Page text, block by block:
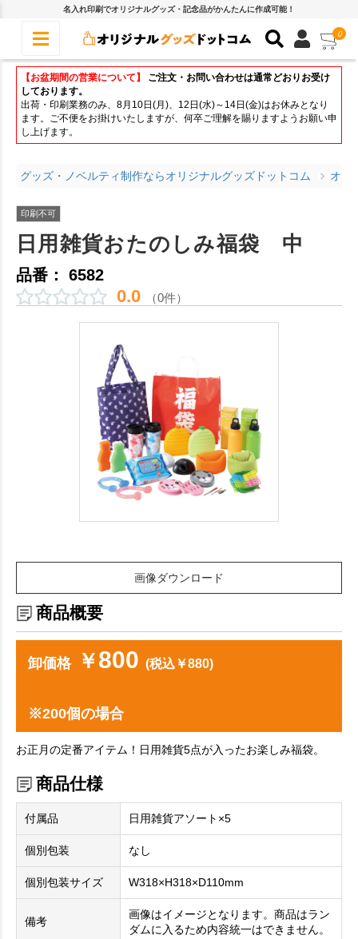
名入れ印刷でオリジナルグッズ・記念品がかんたんに作成可能！
0
【お盆期間の営業について】
ご注文・お問い合わせは通常どおりお受け
しております。
出荷・印刷業務のみ、8月10日(月)、12日(水)～14日(金)はお休みとなり
ます。ご不便をお掛けいたしますが、何卒ご理解を賜りますようお願い申
し上げます。
グッズ・ノベルティ制作ならオリジナルグッズドットコム オリ
印刷不可
日用雑貨おたのしみ福袋 中
品番： 6582
0.0 （0件）
画像ダウンロード
商品概要
卸価格 ￥800 (税込￥880)
※200個の場合
お正月の定番アイテム！日用雑貨5点が入ったお楽しみ福袋。
商品仕様
付属品 日用雑貨アソート×5
個別包装 なし
個別包装サイズ W318×H318×D110mm
備考
画像はイメージとなります。商品はラン
ダムに入るため内容統一はできません。